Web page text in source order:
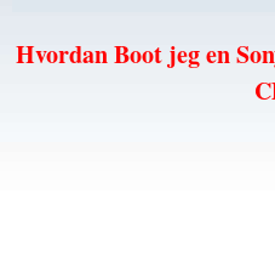
Hvordan Boot jeg en